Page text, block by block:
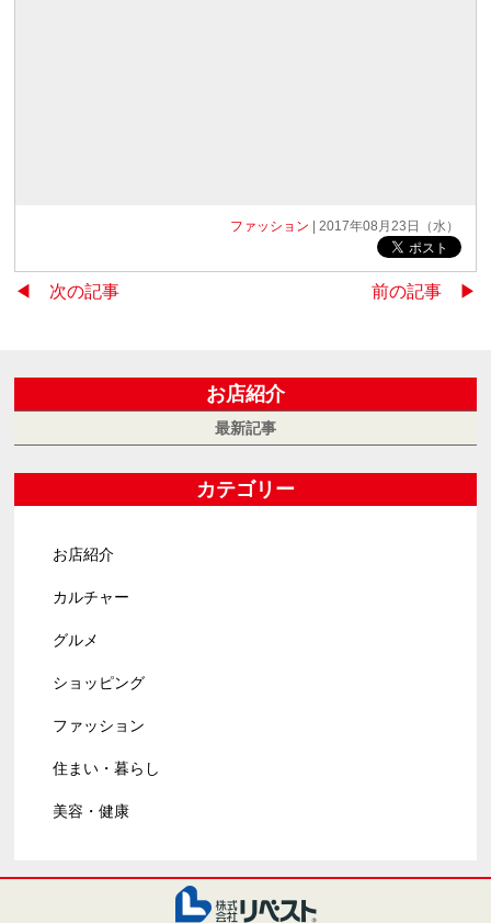
ファッション | 2017年08月23日（水）
◀︎ 次の記事 前の記事 ▶︎
お店紹介
最新記事
カテゴリー
お店紹介
カルチャー
グルメ
ショッピング
ファッション
住まい・暮らし
美容・健康